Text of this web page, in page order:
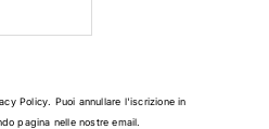
Policy . Puoi annullare l'iscrizione in
pagina nelle nostre email.